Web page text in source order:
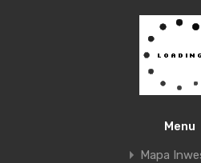
naszego doradztwa. Jest to
Państwa formularz, w
wszystkie Wasze preferencje
Państwa kilka konkretnych
Na razie życzymy
Menu
Mapa